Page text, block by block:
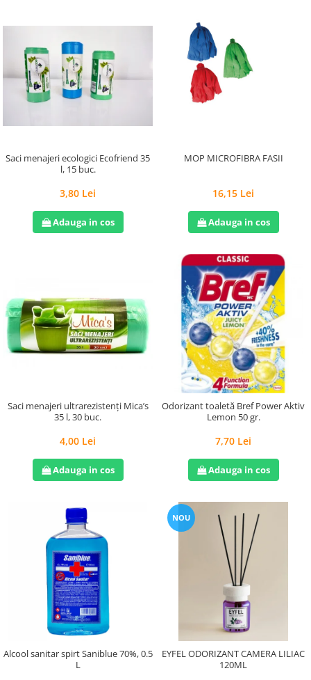
Saci menajeri ecologici Ecofriend 35
l, 15 buc.
3,80 Lei
Adauga in cos
MOP MICROFIBRA FASII
16,15 Lei
Adauga in cos
Saci menajeri ultrarezistenți Mica’s
35 l, 30 buc.
4,00 Lei
Adauga in cos
Odorizant toaletă Bref Power Aktiv
Lemon 50 gr.
7,70 Lei
Adauga in cos
Alcool sanitar spirt Saniblue 70%, 0.5
L
NOU
EYFEL ODORIZANT CAMERA LILIAC
120ML